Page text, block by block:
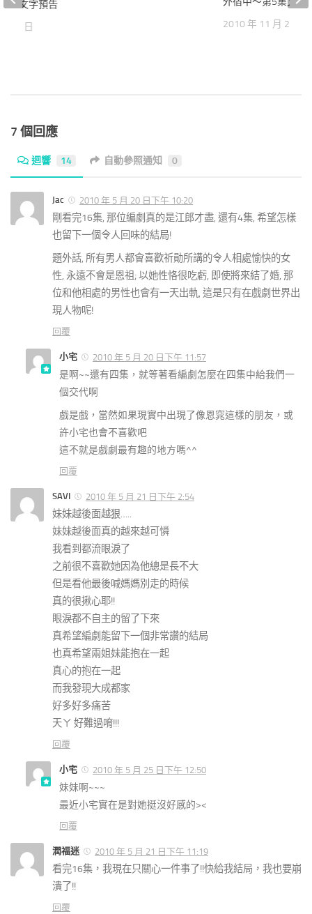
2010 年 11 月 21 日
9集文字預告
月 7 日
7 個回應
迴響 14 自動參照通知 0
Jac 2010 年 5 月 20 日下午 10:20
剛看完16集, 那位編劇真的是江郎才盡, 還有4集, 希望怎樣
也留下一個令人回味的結局!
題外話, 所有男人都會喜歡祈勛所講的令人相處愉快的女
性, 永遠不會是恩祖; 以她性恪很吃虧, 即使將來結了婚, 那
位和他相處的男性也會有一天出軌, 這是只有在戲劇世界出
現人物呢!
回覆
小宅 2010 年 5 月 20 日下午 11:57
是啊~~還有四集，就等著看編劇怎麼在四集中給我們一
個交代啊
戲是戲，當然如果現實中出現了像恩窕這樣的朋友，或
許小宅也會不喜歡吧
這不就是戲劇最有趣的地方嗎^^
回覆
SAVI 2010 年 5 月 21 日下午 2:54
妹妹越後面越狠…..
妹妹越後面真的越來越可憐
我看到都流眼淚了
之前很不喜歡她因為他總是長不大
但是看他最後喊媽媽別走的時候
真的很揪心耶!!
眼淚都不自主的留了下來
真希望編劇能留下一個非常讚的結局
也真希望兩姐妹能抱在一起
真心的抱在一起
而我發現大成都家
好多好多痛苦
天ㄚ 好難過唷!!!
回覆
小宅 2010 年 5 月 25 日下午 12:50
妹妹啊~~~
最近小宅實在是對她挺沒好感的><
回覆
潤福迷 2010 年 5 月 21 日下午 11:19
看完16集，我現在只關心一件事了!!快給我結局，我也要崩
潰了!!
回覆